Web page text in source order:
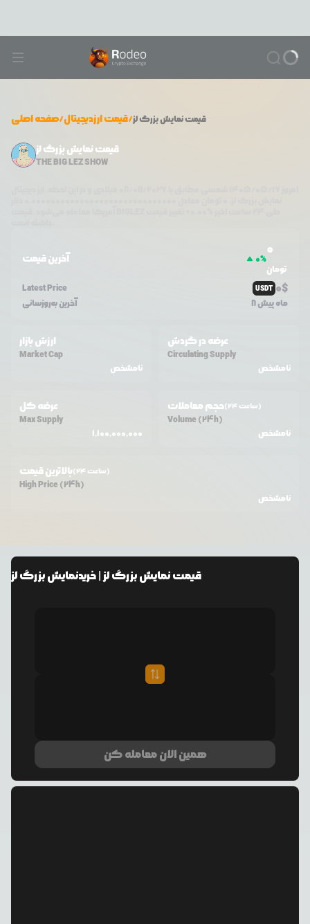
صفحه اصلی/قیمت ارزدیجیتال/ قیمتنمایش بزرگ لز
قیمت نمایش بزرگ لز
THE BIG LEZ SHOW
آخرین قیمت 0%
0
تومان
Latest Price
USDT 0$
آخرین به‌روزسانی 8 ماه پیش
ارزش بازار
Market Cap
نامشخص
عرضه در گردش
Circulating Supply
نامشخص
عرضه کل
Max Supply
1,100,000,000
حجم معاملات (24 ساعت)
Volume (24h)
نامشخص
بالاترین قیمت (24 ساعت)
High Price (24h)
نامشخص
قیمتنمایش بزرگ لز | خریدنمایش بزرگ لز
همین الان معامله کن